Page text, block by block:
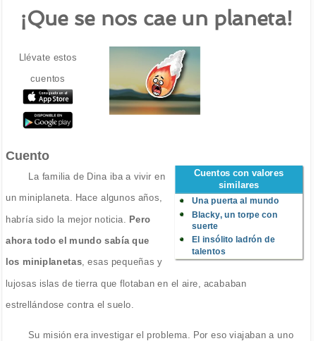
¡Que se nos cae un planeta!
Llévate estos
cuentos
Cuento
Cuentos con valores
similares
Una puerta al mundo
Blacky, un torpe con
suerte
El insólito ladrón de
talentos
La familia de Dina iba a vivir en
un miniplaneta. Hace algunos años,
habría sido la mejor noticia. Pero
ahora todo el mundo sabía que
los miniplanetas , esas pequeñas y
lujosas islas de tierra que flotaban en el aire, acababan
estrellándose contra el suelo.
Su misión era investigar el problema. Por eso viajaban a uno